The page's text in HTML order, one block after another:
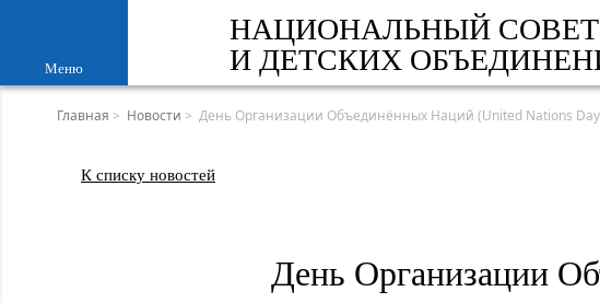
Меню
НАЦИОНАЛЬНЫЙ
И ДЕТСКИХ
Главная > Новости > День Организации Объединённых Наций (United Nations
К списку новостей
День Организации